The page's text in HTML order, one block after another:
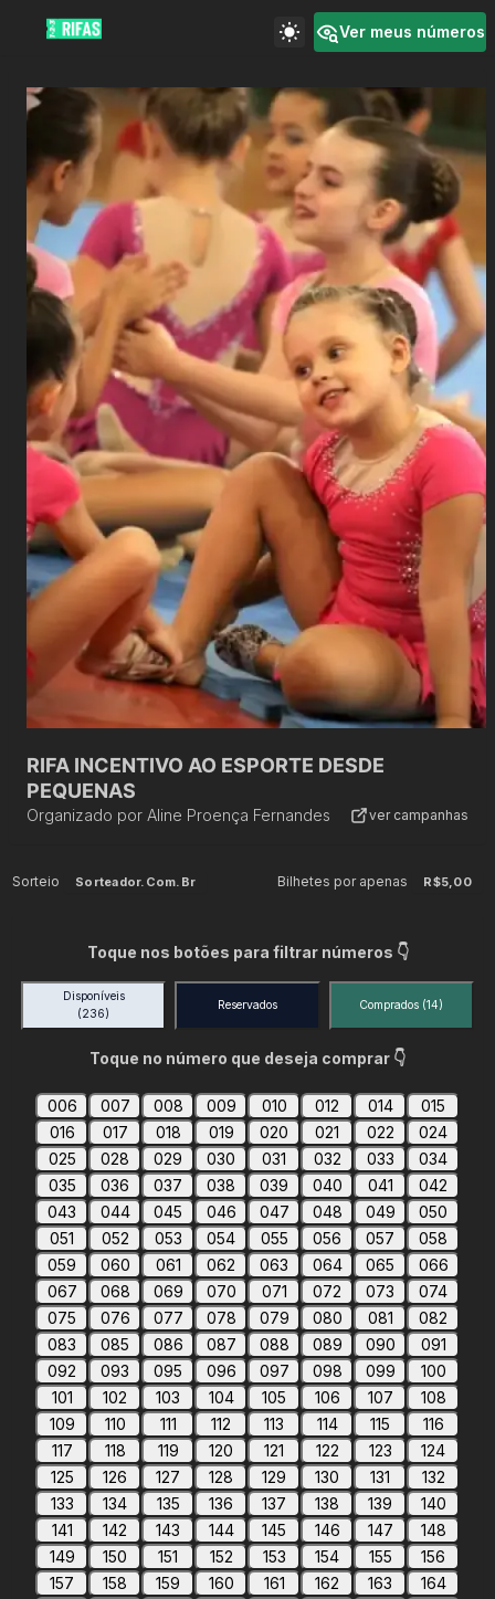
Ver meus números
RIFA INCENTIVO AO ESPORTE DESDE
PEQUENAS
Organizado por Aline Proença Fernandes ver campanhas
Sorteio Sorteador.com.br Bilhetes por apenas R$5,00
Toque nos botões para filtrar números 👇
Disponíveis
(236)
Reservados Comprados (14)
Toque no número que deseja comprar 👇
006 007 008 009 010 012 014
015
016
017 018 019 020 021 022
024
025
028 029 030 031 032 033
034
035
036 037 038 039 040 041
042
043
044 045 046 047 048 049
050
051
052 053 054 055 056 057
058
059
060 061 062 063 064 065
066
067
068 069 070 071 072 073
074
075
076 077 078 079 080 081
082
083
085 086 087 088 089 090
091
092
093 095 096 097 098 099
100
101
102 103 104 105 106 107
108
109
110 111 112 113 114 115
116
117
118 119 120 121 122 123
124
125
126 127 128 129 130 131
132
133
134 135 136 137 138 139
140
141
142 143 144 145 146 147
148
149
150 151 152 153 154 155
156
157
158 159 160 161 162 163
164